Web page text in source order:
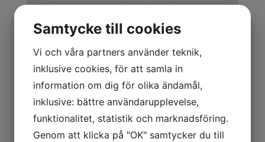
Jag är intresserad av
Att sälja
Att köpa
Annat/Övrigt
10 + 15= Skicka
Samtycke till cookies
Vi och våra partners använder teknik,
inklusive cookies, för att samla in
information om dig för olika ändamål,
inklusive: bättre användarupplevelse,
funktionalitet, statistik och marknadsföring.
Genom att klicka på "OK" samtycker du till